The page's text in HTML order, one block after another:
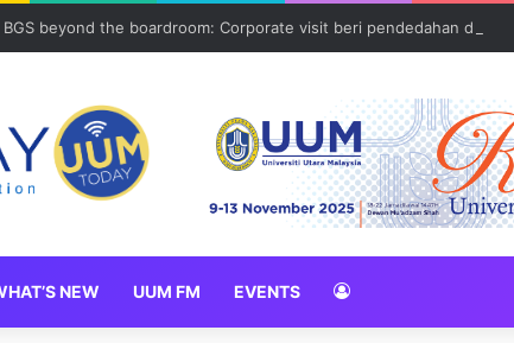
BGS beyond the boardroom: Corporate visit beri pendedahan dunia
NEW UUM FM EVENTS